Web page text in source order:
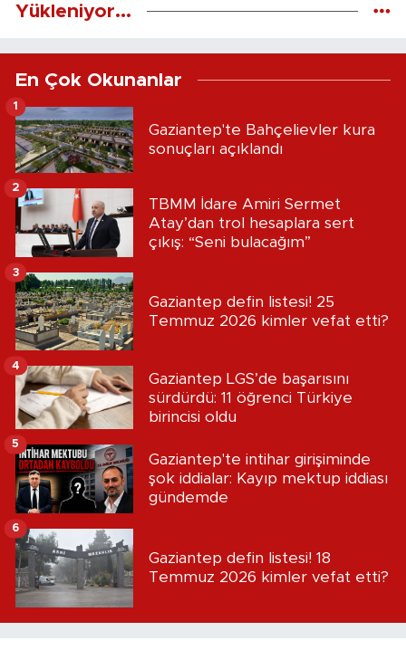
Yükleniyor...
En Çok Okunanlar
Gaziantep'te Bahçelievler kura
sonuçları açıklandı
1
TBMM İdare Amiri Sermet
Atay’dan trol hesaplara sert
çıkış: “Seni bulacağım”
2
Gaziantep defin listesi! 25
Temmuz 2026 kimler vefat etti?
3
Gaziantep LGS’de başarısını
sürdürdü: 11 öğrenci Türkiye
birincisi oldu
4
Gaziantep'te intihar girişiminde
şok iddialar: Kayıp mektup iddiası
gündemde
5
Gaziantep defin listesi! 18
Temmuz 2026 kimler vefat etti?
6